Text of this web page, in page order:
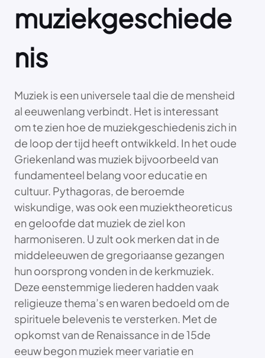
muziekgeschiede
nis
Muziek is een universele taal die de mensheid
al eeuwenlang verbindt. Het is interessant
om te zien hoe de muziekgeschiedenis zich in
de loop der tijd heeft ontwikkeld. In het oude
Griekenland was muziek bijvoorbeeld van
fundamenteel belang voor educatie en
cultuur. Pythagoras, de beroemde
wiskundige, was ook een muziektheoreticus
en geloofde dat muziek de ziel kon
harmoniseren. U zult ook merken dat in de
middeleeuwen de gregoriaanse gezangen
hun oorsprong vonden in de kerkmuziek.
Deze eenstemmige liederen hadden vaak
religieuze thema’s en waren bedoeld om de
spirituele belevenis te versterken. Met de
opkomst van de Renaissance in de 15de
eeuw begon muziek meer variatie en